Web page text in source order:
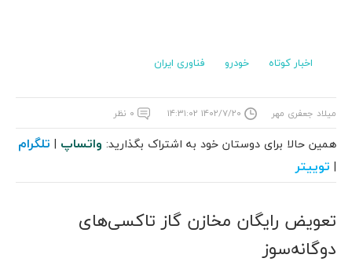
اخبار کوتاه خودرو فناوری ایران
میلاد جعفری مهر ۱۴۰۲/۷/۲۰ ۱۴:۳۱:۰۲ ۰ نظر
همین حالا برای دوستان خود به اشتراک بگذارید: واتساپ | تلگرام
| توییتر
تعویض رایگان مخازن گاز تاکسی‌های
دوگانه‌سوز